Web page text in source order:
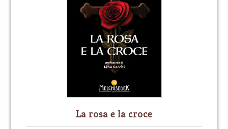
La rosa e la croce